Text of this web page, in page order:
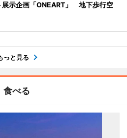
展示企画「ONEART」 地下歩行空
っと見る
食べる